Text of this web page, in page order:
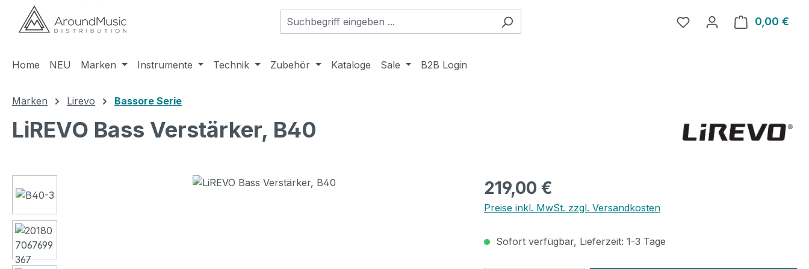
Hauptinhalt springen
Zur Suche springen
Zur Hauptnavigation springen
0,00 €
Home NEU Marken Instrumente Technik Zubehör Kataloge Sale B2B Login
Marken Lirevo Bassore Serie
LiREVO Bass Verstärker, B40
Regulärer Preis:
219,00 €
Preise inkl. MwSt. zzgl. Versandkosten
Sofort verfügbar, Lieferzeit: 1-3 Tage